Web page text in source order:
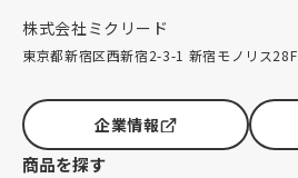
株式会社ミクリード
東京都新宿区西新宿2-3-1 新宿モノリス28F
企業情報
商品を探す